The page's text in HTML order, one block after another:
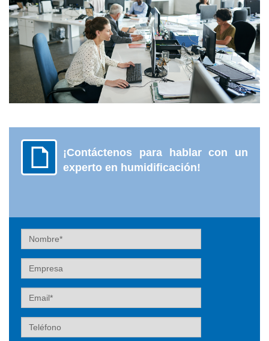
¡Contáctenos para hablar con un
experto en humidificación!
Nombre
Empresa
Email
Teléfono